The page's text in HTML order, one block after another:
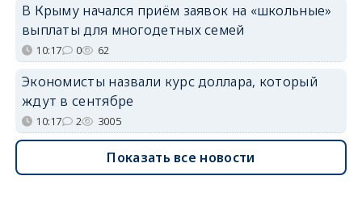
В Крыму начался приём заявок на «школьные»
выплаты для многодетных семей
10:17 0 62
Экономисты назвали курс доллара, который
ждут в сентябре
10:17 2 3005
Показать все новости